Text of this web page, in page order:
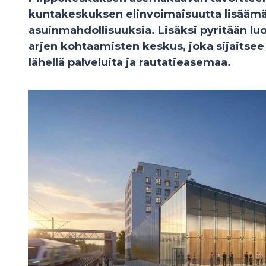
kuntakeskuksen elinvoimaisuutta
asuinmahdollisuuksia. Lisäksi pyritään
arjen kohtaamisten keskus, joka
lähellä palveluita ja rautatieasemaa.